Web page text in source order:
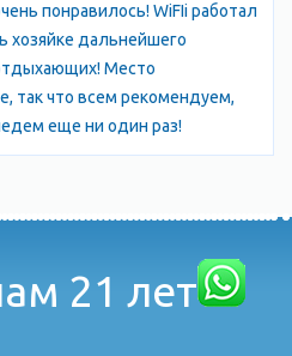
понравилось! WiFIi работал
хозяйке дальнейшего
Место
так что всем рекомендуем,
еще ни один раз!
21 лет